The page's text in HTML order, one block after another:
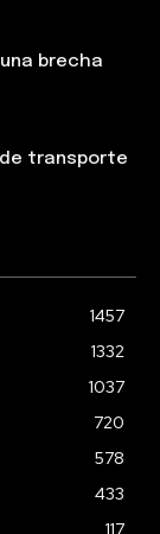
brecha
de transporte
1457
1332
1037
720
578
433
117